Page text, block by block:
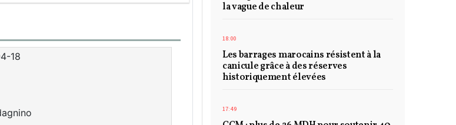
18
la vague de chaleur
18:00
Les barrages marocains résistent à la
canicule grâce à des réserves
historiquement élevées
17:49